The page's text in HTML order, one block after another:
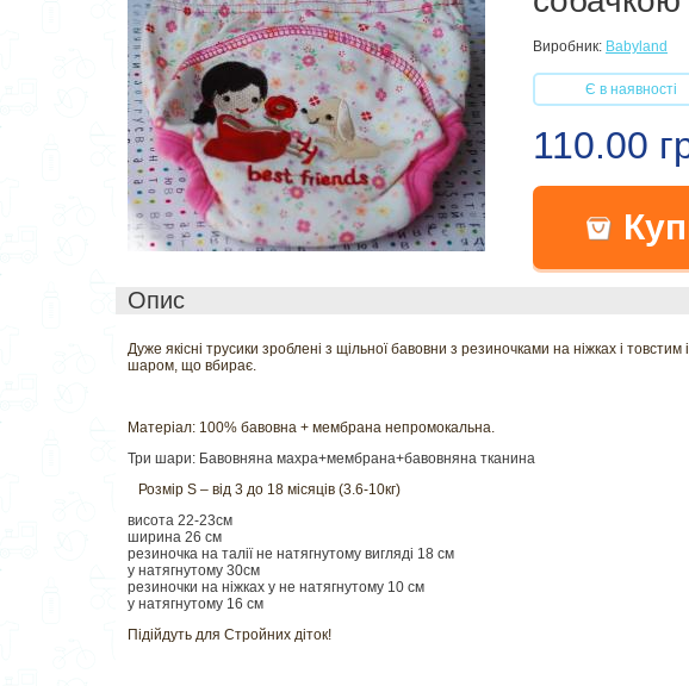
Виробник: Babyland
Є в наявності
110.00
Опис
Дуже якісні трусики зроблені з щільної бавовни з резиночками на ніжках і
шаром, що вбирає.
Матеріал: 100% бавовна + мембрана непромокальна.
Три шари: Бавовняна махра+мембрана+бавовняна тканина
Розмір S – від 3 до 18 місяців (3.6-10кг)
висота 22-23см
ширина 26 см
резиночка на талії не натягнутому вигляді 18 см
у натягнутому 30см
резиночки на ніжках у не натягнутому 10 см
у натягнутому 16 см
Підійдуть для Стройних діток!